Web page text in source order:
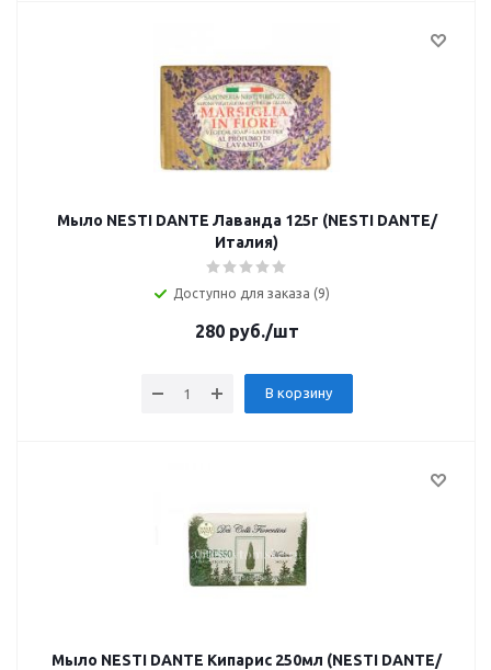
Мыло NESTI DANTE Лаванда 125г (NESTI DANTE/
Италия)
Доступно для заказа (9)
280руб./шт
В корзину
Мыло NESTI DANTE Кипарис 250мл (NESTI DANTE/